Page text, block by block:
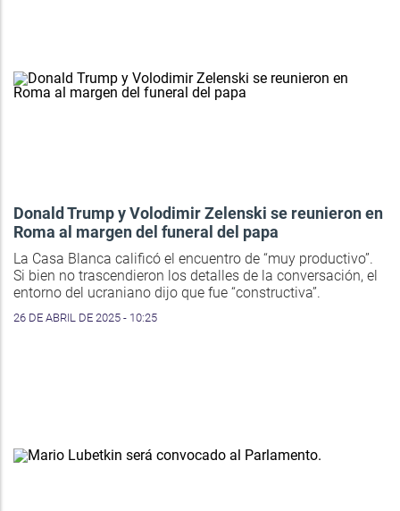
Donald Trump y Volodimir Zelenski se reunieron en
Roma al margen del funeral del papa
La Casa Blanca calificó el encuentro de “muy productivo”.
Si bien no trascendieron los detalles de la conversación, el
entorno del ucraniano dijo que fue “constructiva”.
26 DE ABRIL DE 2025 - 10:25